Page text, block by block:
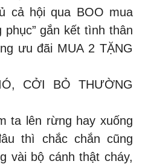
cả hội qua BOO mua
phục” gắn kết tình thân
ưu đãi MUA 2 TẶNG
CỞI BỎ THƯỜNG
ta lên rừng hay xuống
thì chắc chắn cũng
vài bộ cánh thật cháy,